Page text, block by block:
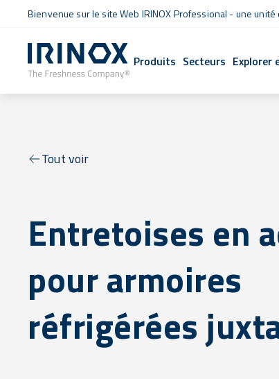
Bienvenue sur le site Web IRINOX Professional - une unité
Produits Secteurs Explorer
Tout voir
Entretoises en
pour armoires
réfrigérées